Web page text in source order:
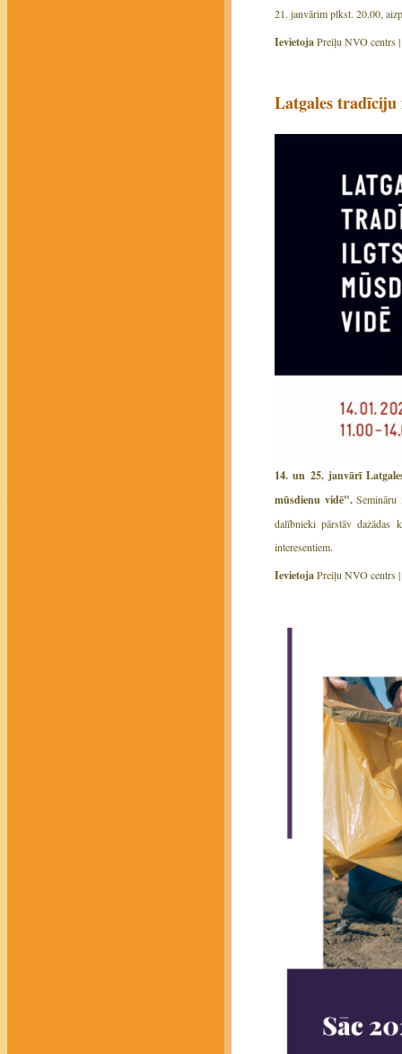
21. janvārim plkst. 20.00,
IevietojaPreiļu NVO centrs |
Latgales tradīciju
14. un 25. janvārī
mūsdienu vidē". Semināru
dalībnieki pārstāv dažādas
interesentiem.
IevietojaPreiļu NVO centrs |